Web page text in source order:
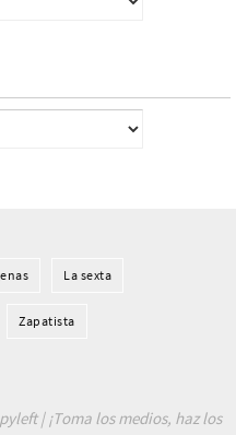
La sexta
Zapatista
| ¡Toma los medios, haz los